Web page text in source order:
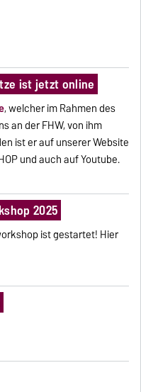
ist jetzt online
, welcher im Rahmen des
an der FHW, von ihm
ist er auf unserer Website
und auch auf Youtube.
2025
ist gestartet! Hier